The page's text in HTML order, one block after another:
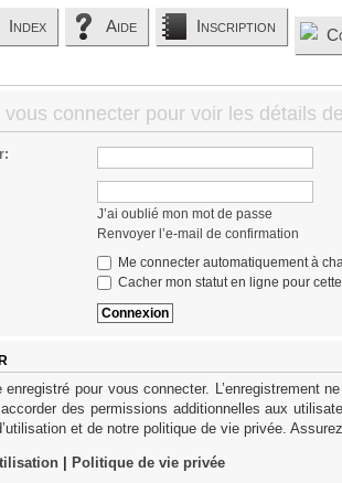
Index Aide Inscription
vous connecter pour voir les détails
J’ai oublié mon mot de passe
Renvoyer l’e-mail de confirmation
Me connecter automatiquement à
Cacher mon statut en ligne pour
enregistré pour vous connecter. L’enregistrement
des permissions additionnelles aux
et de notre politique de vie privée.
| Politique de vie privée